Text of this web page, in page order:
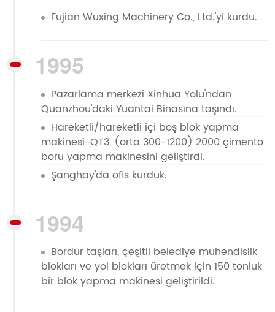
Fujian Wuxing Machinery Co., Ltd.'yi kurdu.
1995
Pazarlama merkezi Xinhua Yolu'ndan
Quanzhou'daki Yuantai Binasına taşındı.
Hareketli/hareketli içi boş blok yapma
makinesi-QT3, (orta 300-1200) 2000 çimento
boru yapma makinesini geliştirdi.
Şanghay'da ofis kurduk.
1994
Bordür taşları, çeşitli belediye mühendislik
blokları ve yol blokları üretmek için 150 tonluk
bir blok yapma makinesi geliştirildi.